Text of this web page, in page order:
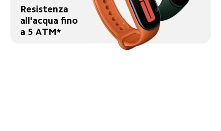
Resistenza
all'acqua fino
a 5 ATM*